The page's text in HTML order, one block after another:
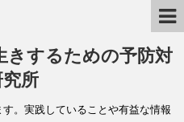
きするための予防対
所
。実践していることや有益な情報